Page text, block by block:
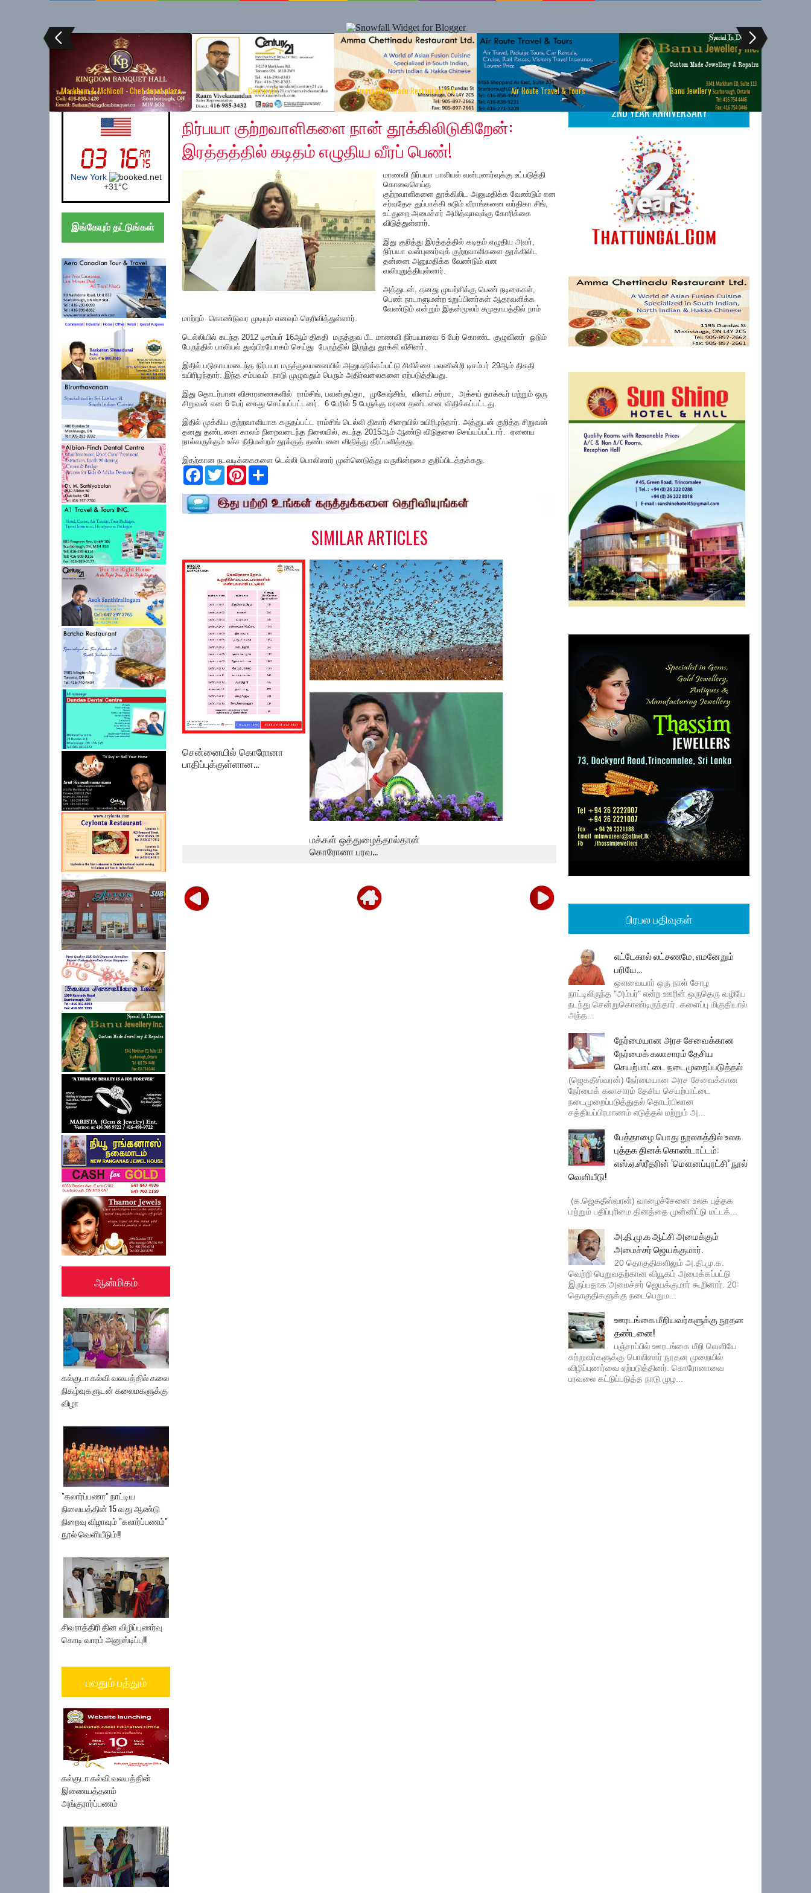
Markham & McNicoll - Chef depot plaza Century21 Amma Chettinadu Restaurant Ltd Air Route Travel & Tours Banu Jewllery
UK (London)
London
+21°C
இங்கேயும் தட்டுங்கள்
ஆன்மிகம்
கல்குடா கல்வி வலயத்தில் கலை
நிகழ்வுகளுடன் கலைமகளுக்கு
விழா
"கலார்ப்பணா" நாட்டிய
நிலையத்தின் 15 வது ஆண்டு
நிறைவு விழாவும் "கலார்ப்பணம்"
நூல் வெளியீடும்!!
சிவராத்திரி தின விழிப்புணர்வு
கொடி வாரம் அனுஸ்டிப்பு!!
பலதும் பத்தும்
கல்குடா கல்வி வலயத்தின்
இணையத்தளம்
அங்குரார்ப்பணம்
Monday, December 16, 2019
நிர்பயா குற்றவாளிகளை நான் தூக்கிலிடுகிறேன்:
இரத்தத்தில் கடிதம் எழுதிய வீரப் பெண்!
மாணவி நிர்பயா பாலியல் வன்புணர்வுக்கு உட்படுத்தி
கொலைசெய்த
குற்றவாளிகளை தூக்கிலிட அனுமதிக்க வேண்டும் என
சர்வதேச துப்பாக்கி சுடும் வீராங்கனை வர்திகா சிங்,
உட்துறை அமைச்சர் அமித்ஷாவுக்கு கோரிக்கை
விடுத்துள்ளார்.
இது குறித்து இரத்தத்தில் கடிதம் எழுதிய அவர்,
நிர்பயா வன்புணர்வுக் குற்றவாளிகளை தூக்கிலிட
தன்னை அனுமதிக்க வேண்டும் என
வலியுறுத்தியுள்ளார்.
அத்துடன், தனது முயற்சிக்கு பெண் நடிகைகள்,
பெண் நாடாளுமன்ற உறுப்பினர்கள் ஆதரவளிக்க
வேண்டும் என்றும் இதன்மூலம் சமுதாயத்தில் நாம்
மாற்றம் கொண்டுவர முடியும் எனவும் தெரிவித்துள்ளார்.
டெல்லியில் கடந்த 2012 டிசம்பர் 16ஆம் திகதி மருத்துவ பீட மாணவி நிர்பயாவை 6 பேர் கொண்ட குழுவினர் ஓடும்
பேருந்தில் பாலியல் துஷ்பிரயோகம் செய்து பேருந்தில் இருந்து தூக்கி வீசினர்.
இதில் படுகாயமடைந்த நிர்பயா மருத்துவமனையில் அனுமதிக்கப்பட்டு சிகிச்சை பலனின்றி டிசம்பர் 29ஆம் திகதி
உயிரிழந்தார். இந்த சம்பவம் நாடு முழுவதும் பெரும் அதிர்வலைகளை ஏற்படுத்தியது.
இது தொடர்பான விசாரணைகளில் ராம்சிங், பவன்குப்தா, முகேஷ்சிங், வினய் சர்மா, அக்சய் தாக்கூர் மற்றும் ஒரு
சிறுவன் என 6 பேர் கைது செய்யப்பட்டனர். 6 பேரில் 5 பேருக்கு மரண தண்டனை விதிக்கப்பட்டது.
இதில் முக்கிய குற்றவாளியாக கருதப்பட்ட ராம்சிங் டெல்லி திகார் சிறையில் உயிரிழந்தார். அத்துடன் குறித்த சிறுவன்
தனது தண்டனை காலம் நிறைவடைந்த நிலையில், கடந்த 2015ஆம் ஆண்டு விடுதலை செய்யப்பட்டார். ஏனைய
நால்வருக்கும் உச்ச நீதிமன்றம் தூக்குத் தண்டனை விதித்து தீர்ப்பளித்தது.
இதற்கான நடவடிக்கைகளை டெல்லி பொலிஸார் முன்னெடுத்து வருகின்றமை குறிப்பிடத்தக்கது.
F
e
b
T
w
t
t
P
t
e
r
e
SIMILAR ARTICLES
சென்னையில் கொரோனா
பாதிப்புக்குள்ளான...
வெட்டுக்கிளிகள் தாக்குதலால்
பாதிக்க...
மக்கள் ஒத்துழைத்தால்தான்
கொரோனா பரவ...
2ND YEAR ANNIVERSARY
பிரபல பதிவுகள்
எட்டேகால் லட்சணமே, எமனேறும்
பரியே...
ஔவையார் ஒரு நாள் சோழ
நாட்டிலிருந்த "அம்பர்" என்ற ஊரின் ஒருதெரு வழியே
நடந்து சென்றுகொண்டிருந்தார். களைப்பு மிகுதியால்
அந்த...
நேர்மையான அரச சேவைக்கான
நேர்மைக் கலாசாரம் தேசிய
செயற்பாட்டை நடைமுறைப்படுத்தல்
(ஜெகதீஸ்வரன்) நேர்மையான அரச சேவைக்கான
நேர்மைக் கலாசாரம் தேசிய செயற்பாட்டை
நடைமுறைப்படுத்துதல் தொடர்பிலான
சத்தியப்பிரமாணம் எடுத்தல் மற்றும் அ...
பேத்தாழை பொது நூலகத்தில் உலக
புத்தக தினக் கொண்டாட்டம்:
எஸ்.ஏ.ஸ்ரீதரின் ‘மௌனப்புரட்சி’ நூல்
வெளியீடு!
(க.ஜெகதீஸ்வரன்) வாழைச்சேனை உலக புத்தக
மற்றும் பதிப்புரிமை தினத்தை முன்னிட்டு மட்டக்...
அ.தி.மு.க ஆட்சி அமைக்கும்
அமைச்சர் ஜெயக்குமார்.
20 தொகுதிகளிலும் அ.தி.மு.க.
வெற்றி பெறுவதற்கான வியூகம் அமைக்கப்பட்டு
இருப்பதாக அமைச்சர் ஜெயக்குமார் கூறினார். 20
தொகுதிகளுக்கு நடைபெறும...
ஊரடங்கை மீறியவர்களுக்கு நூதன
தண்டனை!
பஞ்சாப்பில் ஊரடங்கை மீறி வெளியே
சுற்றுவர்களுக்கு பொலிஸார் நூதன முறையில்
விழிப்புணர்வை ஏற்படுத்தினர். கொரோனாவை
பரவலை கட்டுப்படுத்த நாடு முழ...